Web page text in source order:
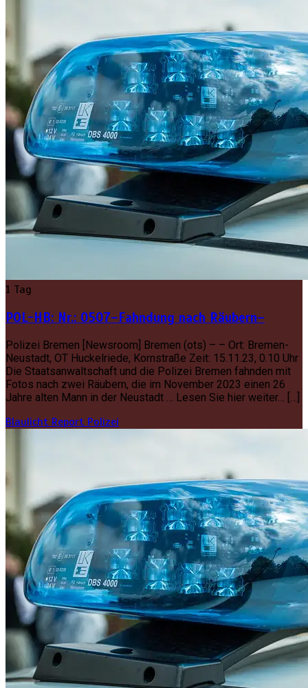
1 Tag
POL-HB: Nr.: 0507–Fahndung nach Räubern–
Polizei Bremen [Newsroom] Bremen (ots) – – Ort: Bremen-
Neustadt, OT Huckelriede, Kornstraße Zeit: 15.11.23, 0.10 Uhr
Die Staatsanwaltschaft und die Polizei Bremen fahnden mit
Fotos nach zwei Räubern, die im November 2023 einen 26
Jahre alten Mann in der Neustadt … Lesen Sie hier weiter… […]
Blaulicht Report Polizei